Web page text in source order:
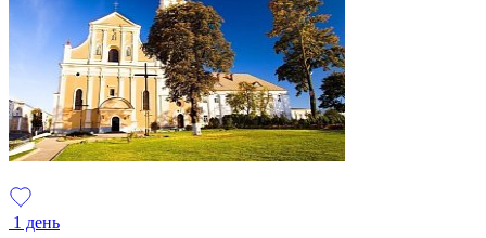
1 день